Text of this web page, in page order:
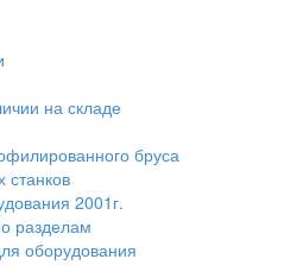
на складе
бруса
станков
2001г.
разделам
оборудования